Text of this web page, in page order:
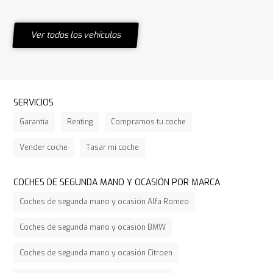
Ver todos los vehículos
SERVICIOS
Garantía Renting Compramos tu coche
Vender coche Tasar mi coche
COCHES DE SEGUNDA MANO Y OCASIÓN POR MARCA
Coches de segunda mano y ocasión Alfa Romeo
Coches de segunda mano y ocasión BMW
Coches de segunda mano y ocasión Citroen